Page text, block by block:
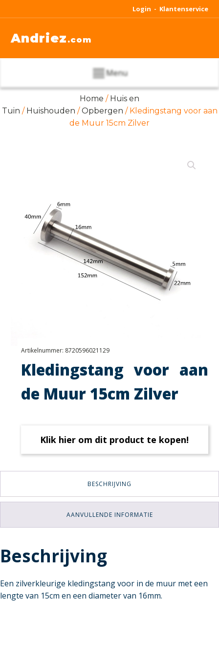
Login - Klantenservice
Andriez .com
Menu
Home / Huis en
Tuin / Huishouden /Opbergen / Kledingstang voor aan
de Muur 15cm Zilver
Artikelnummer: 8720596021129
Kledingstang voor aan
de Muur 15cm Zilver
Klik hier om dit product te kopen!
BESCHRIJVING
AANVULLENDE INFORMATIE
Beschrijving
Een zilverkleurige kledingstang voor in de muur met een
lengte van 15cm en een diameter van 16mm.